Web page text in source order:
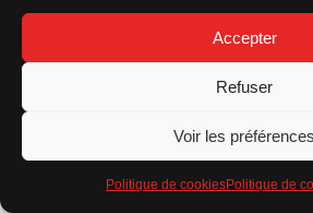
Accepter
Refuser
Voir les préférences
Politique de cookiesPolitique de